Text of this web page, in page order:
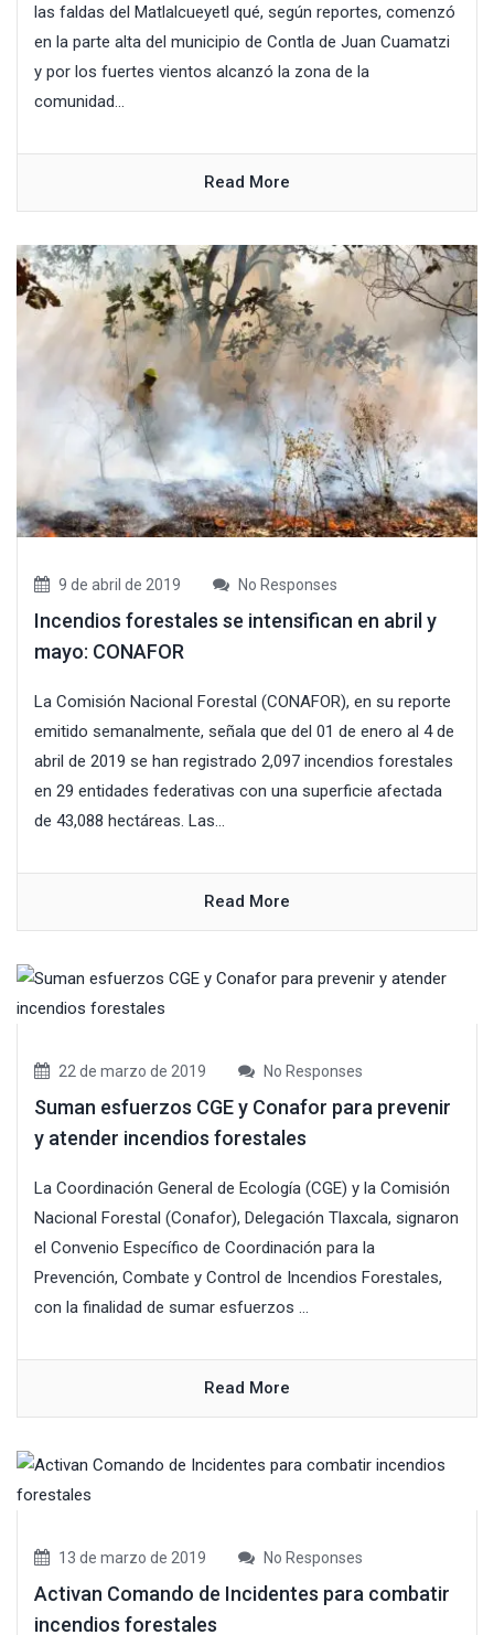
las faldas del Matlalcueyetl qué, según reportes, comenzó
en la parte alta del municipio de Contla de Juan Cuamatzi
y por los fuertes vientos alcanzó la zona de la
comunidad...
Read More
9 de abril de 2019 No Responses
Incendios forestales se intensifican en abril y
mayo: CONAFOR
La Comisión Nacional Forestal (CONAFOR), en su reporte
emitido semanalmente, señala que del 01 de enero al 4 de
abril de 2019 se han registrado 2,097 incendios forestales
en 29 entidades federativas con una superficie afectada
de 43,088 hectáreas. Las...
Read More
22 de marzo de 2019 No Responses
Suman esfuerzos CGE y Conafor para prevenir
y atender incendios forestales
La Coordinación General de Ecología (CGE) y la Comisión
Nacional Forestal (Conafor), Delegación Tlaxcala, signaron
el Convenio Específico de Coordinación para la
Prevención, Combate y Control de Incendios Forestales,
con la finalidad de sumar esfuerzos ...
Read More
13 de marzo de 2019 No Responses
Activan Comando de Incidentes para combatir
incendios forestales